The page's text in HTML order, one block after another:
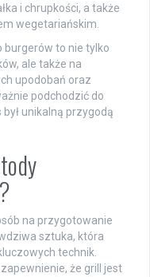
i chrupkości, a także
wegetariańskim.
burgerów to nie tylko
ale także na
upodobań oraz
podchodzić do
był unikalną przygodą
na przygotowanie
sztuka, która
technik.
że grill jest